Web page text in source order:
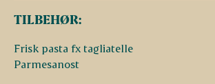
TILBEHØR:
Frisk pasta fx tagliatelle
Parmesanost